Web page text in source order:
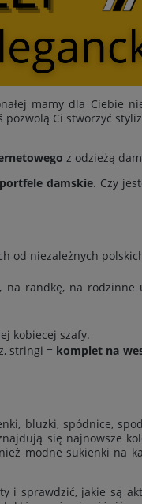
mamy dla Ciebie
Ci stworzyć
z odzieżą
portfele damskie. Czy
od niezależnych
randkę, na rodzinne
kobiecej szafy.
, stringi = komplet na
, bluzki, spódnice,
się najnowsze
modne sukienki na
i sprawdzić, jakie są